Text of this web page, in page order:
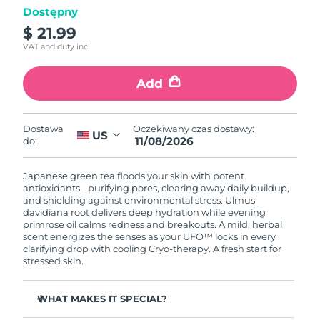
Dostępny
$ 21.99
VAT and duty incl.
Add
Dostawa
do:
US Oczekiwany czas dostawy:
11/08/2026
Japanese green tea floods your skin with potent
antioxidants - purifying pores, clearing away daily buildup,
and shielding against environmental stress. Ulmus
davidiana root delivers deep hydration while evening
primrose oil calms redness and breakouts. A mild, herbal
scent energizes the senses as your UFO™ locks in every
clarifying drop with cooling Cryo-therapy. A fresh start for
stressed skin.
WHAT MAKES IT SPECIAL?
Izrael
Włochy
Oczekiwany czas dostawy
8/10/26
Japonia
Oczekiwany czas dostawy
Jersey
Oczekiwany czas dostawy
Kazachstan
Oczekiwany czas dostawy
8/12/26
Kuwejt
Oczekiwany czas dostawy
8/10/26
Oczekiwany czas dostawy